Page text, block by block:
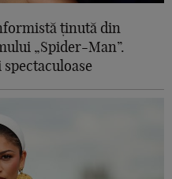
ținută din
„Spider-Man”.